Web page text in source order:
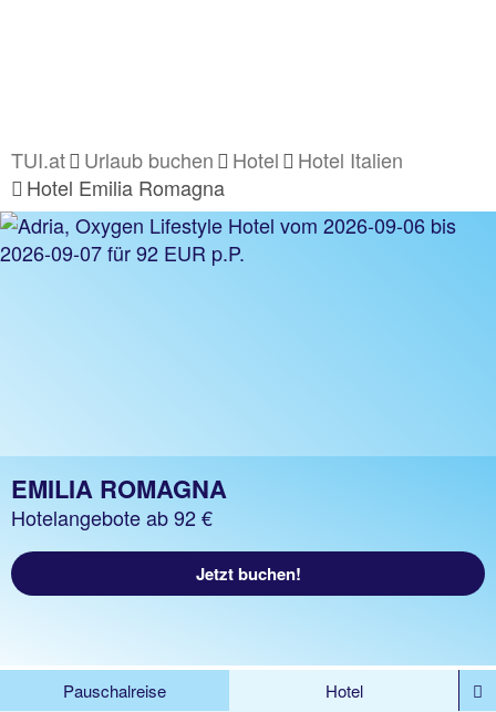
TUI.at Urlaub buchen Hotel
Hotel Italien
Hotel Emilia Romagna
EMILIA ROMAGNA
Hotelangebote ab 92 €
Jetzt buchen!
Pauschalreise
Hotel